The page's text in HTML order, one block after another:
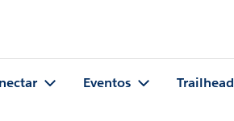
Eventos Trailhead